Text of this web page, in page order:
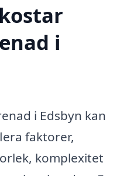
i
i Edsbyn kan
faktorer,
komplexitet